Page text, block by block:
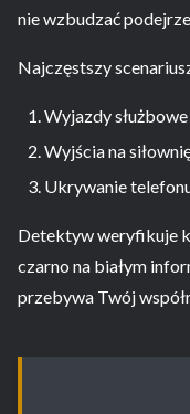
nie wzbudzać
Najczęstszy
Wyjazdy
Wyjścia na
Ukrywanie
Detektyw weryfikuje
czarno na białym
przebywa Twój